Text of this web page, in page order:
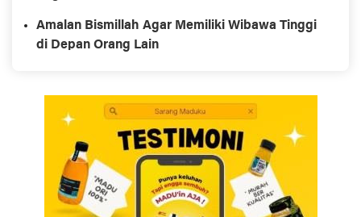
Amalan Bismillah Agar Memiliki Wibawa Tinggi
di Depan Orang Lain